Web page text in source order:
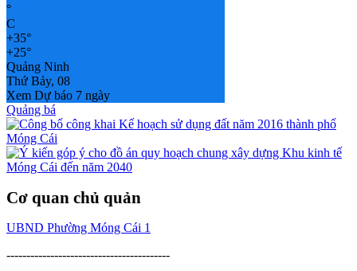
°
C
+35°
+25°
Quảng Ninh
Thứ Bảy, 08
Xem Dự báo 7 ngày
Quảng bá
Cơ quan chủ quản
UBND Phường Móng Cái 1
-----------------------------------------